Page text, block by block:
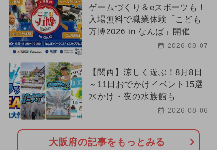
ゲームづくり＆eスポーツも！
入場無料で職業体験「こども
万博2026 in なんば」開催
2026-08-07
【関西】涼しく遊ぶ！8月8日
～11日おでかけイベント15選
水かけ・夜の水族館も
2026-08-06
大阪府の記事をもっとみる